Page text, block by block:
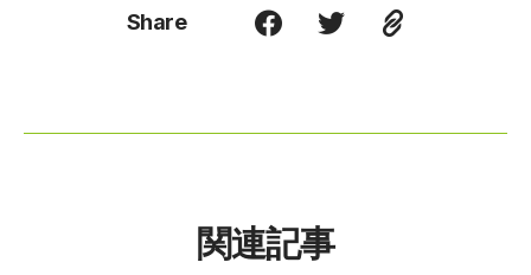
Share
関連記事